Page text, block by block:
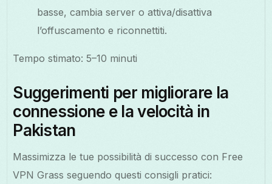
basse, cambia server o attiva/disattiva
l’offuscamento e riconnettiti.
Tempo stimato: 5–10 minuti
Suggerimenti per migliorare la
connessione e la velocità in
Pakistan
Massimizza le tue possibilità di successo con Free
VPN Grass seguendo questi consigli pratici: